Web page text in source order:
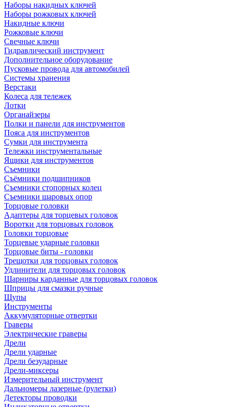
Наборы накидных ключей
Наборы рожковых ключей
Накидные ключи
Рожковые ключи
Свечные ключи
Гидравлический инструмент
Дополнительное оборудование
Пусковые провода для автомобилей
Системы хранения
Верстаки
Колеса для тележек
Лотки
Органайзеры
Полки и панели для инструментов
Пояса для инструментов
Сумки для инструмента
Тележки инструментальные
Ящики для инструментов
Съемники
Съёмники подшипников
Съемники стопорных колец
Съемники шаровых опор
Торцовые головки
Адаптеры для торцевых головок
Воротки для торцовых головок
Головки торцовые
Торцевые ударные головки
Торцовые биты - головки
Трещотки для торцовых головок
Удлинители для торцовых головок
Шарниры карданные для торцовых головок
Шприцы для смазки ручные
Щупы
Инструменты
Аккумуляторные отвертки
Граверы
Электрические граверы
Дрели
Дрели ударные
Дрели безударные
Дрели-миксеры
Измерительный инструмент
Дальномеры лазерные (рулетки)
Детекторы проводки